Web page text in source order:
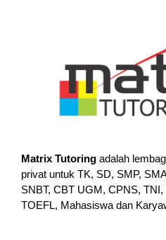
Matrix Tutoring adalah
privat untuk TK, SD, SMP,
SNBT, CBT UGM, CPNS,
TOEFL, Mahasiswa dan